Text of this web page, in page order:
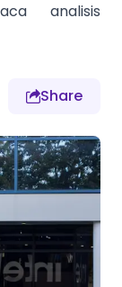
analisis
Share